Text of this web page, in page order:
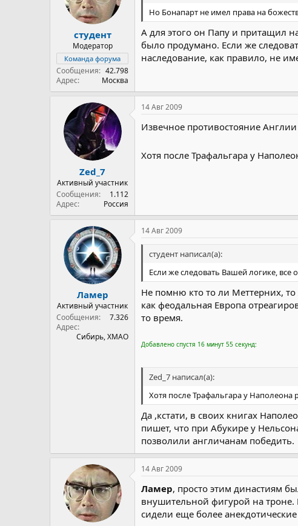
студент
Модератор
Команда форума
Сообщения
42.798
Адрес
Москва
Но Бонапарт не имел права на
А для этого он Папу и притащил
было продумано. Если же
наследование, как правило, не
Zed_7
Активный участник
Сообщения
1.112
Адрес
Россия
14 Авг 2009
Извечное противостояние
Хотя после Трафальгара у
Ламер
Активный участник
Сообщения
7.326
Адрес
Сибирь, ХМАО
14 Авг 2009
студент написал(а):
Если же следовать Вашей логике,
Не помню кто то ли Меттерних,
как феодальная Европа
то время.
Добавлено спустя 16 минут 55 секунд:
Zed_7 написал(а):
Хотя после Трафальгара у Наполеона
Да ,кстати, в своих книгах
пишет, что при Абукире у
позволили англичанам победить.
14 Авг 2009
Ламер, просто этим династиям
внушительной фигурой на
сидели еще более